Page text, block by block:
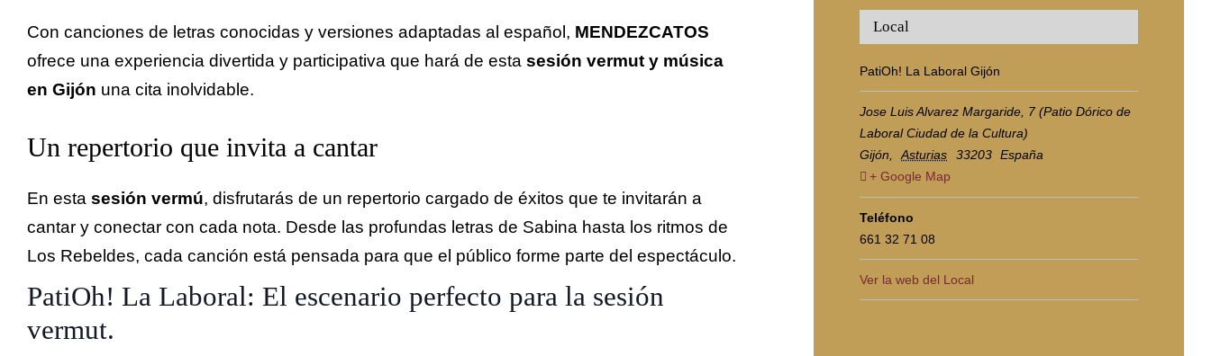
Con canciones de letras conocidas y versiones adaptadas al español, MENDEZCATOS
ofrece una experiencia divertida y participativa que hará de esta sesión vermut y música
en Gijón una cita inolvidable.
Un repertorio que invita a cantar
En esta sesión vermú, disfrutarás de un repertorio cargado de éxitos que te invitarán a
cantar y conectar con cada nota. Desde las profundas letras de Sabina hasta los ritmos de
Los Rebeldes, cada canción está pensada para que el público forme parte del espectáculo.
PatiOh! La Laboral: El escenario perfecto para la sesión
vermut.
Local
PatiOh! La Laboral Gijón
Jose Luis Alvarez Margaride, 7 (Patio Dórico de
Laboral Ciudad de la Cultura)
Gijón
Asturias 33203 España
+ Google Map
Teléfono
661 32 71 08
Ver la web del Local